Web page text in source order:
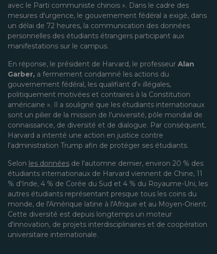
avec le Parti communiste chinois ». Dans le cadre des
mesures d'urgence, le gouvernement fédéral a exigé, dans
un délai de 72 heures, la communication des données
personnelles des étudiants étrangers participant aux
manifestations sur le campus.
En réponse, le président de Harvard, le professeur Alan
Garber, a fermement condamné les actions du
gouvernement fédéral, les qualifiant d'« illégales,
politiquement motivées et contraires à la Constitution
américaine ». Il a souligné que les étudiants internationaux
sont un pilier de la mission de l'université, pôle mondial de
connaissance, de diversité et de dialogue. Par conséquent,
Harvard a intenté une action en justice contre
l'administration Trump afin de protéger ses étudiants.
Selon les données de l'automne dernier, environ 20 % des
étudiants internationaux de Harvard viennent de Chine, 11
% d'Inde, 4 % de Corée du Sud et 4 % du Royaume-Uni, les
autres étudiants représentant presque tous les coins du
monde, de l'Amérique latine à l'Afrique et au Moyen-Orient.
Cette diversité est depuis longtemps un moteur
d'innovation, de projets interdisciplinaires et de coopération
universitaire internationale.